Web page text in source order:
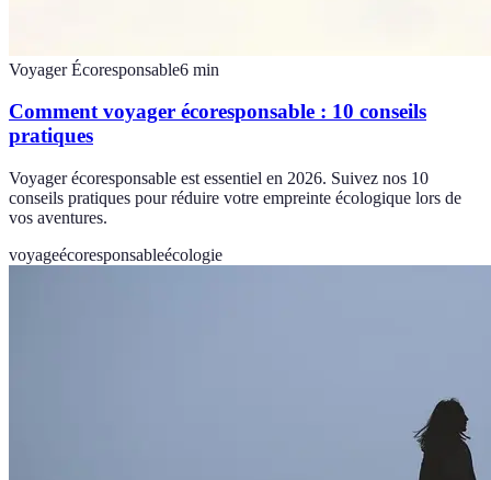
Voyager Écoresponsable6 min
Comment voyager écoresponsable : 10 conseils
pratiques
Voyager écoresponsable est essentiel en 2026. Suivez nos 10
conseils pratiques pour réduire votre empreinte écologique lors de
vos aventures.
voyageécoresponsableécologie